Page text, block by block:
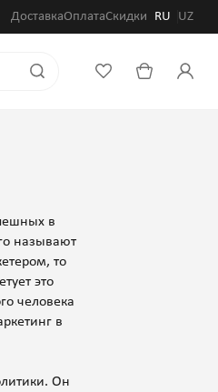
ДоставкаОплатаСкидки RU UZ
в
называют
то
это
человека
в
Он